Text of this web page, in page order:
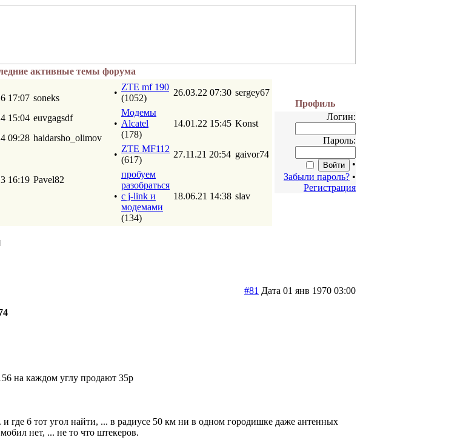
активные темы форума
17:07 soneks
15:04 euvgagsdf
09:28 haidarsho_olimov
16:19 Pavel82
•
ZTE mf 190
(1052)
26.03.22 07:30 sergey67
•
Модемы
Alcatel
(178)
14.01.22 15:45 Konst
•
ZTE MF112
(617)
27.11.21 20:54 gaivor74
•
пробуем
разобраться
с j-link и
модемами
(134)
18.06.21 14:38 slav
Профиль
Логин:
Пароль:
•
Забыли пароль? •
Регистрация
#81 Дата 01 янв 1970 03:00
на каждом углу продают 35р
где б тот угол найти, ... в радиусе 50 км ни в одном городишке даже антенных
нет, ... не то что штекеров.